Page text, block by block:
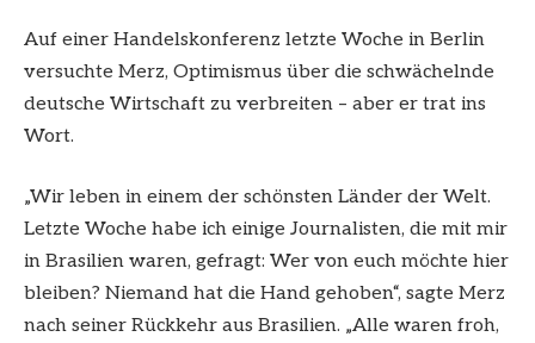
Auf einer Handelskonferenz letzte Woche in Berlin
versuchte Merz, Optimismus über die schwächelnde
deutsche Wirtschaft zu verbreiten – aber er trat ins
Wort.
„Wir leben in einem der schönsten Länder der Welt.
Letzte Woche habe ich einige Journalisten, die mit mir
in Brasilien waren, gefragt: Wer von euch möchte hier
bleiben? Niemand hat die Hand gehoben“, sagte Merz
nach seiner Rückkehr aus Brasilien. „Alle waren froh,